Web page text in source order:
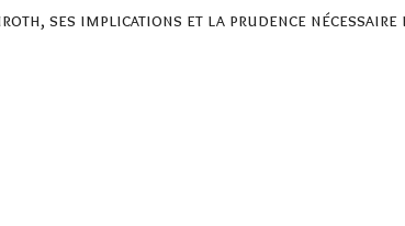
ses implications et la prudence nécessaire